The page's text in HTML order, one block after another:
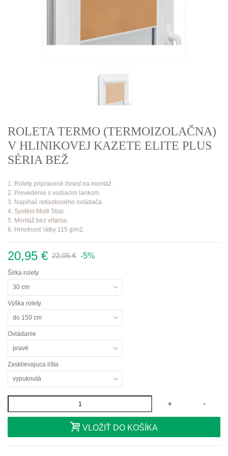
ROLETA TERMO (TERMOIZOLAČNA)
V HLINIKOVEJ KAZETE ELITE PLUS
SÉRIA BEŽ
1. Rolety pripravené ihneď na montáž.
2. Prevedenie s vodiacim lankom.
3. Napínač retiazkového ovládača.
4. Systém Multi Stop.
5. Montáž bez vŕtania.
6. Hmotnosť látky 115 g/m2.
20,95 € 22,05 € -5%
Šírka rolety
30 cm
Výška rolety
do 150 cm
Ovládanie
pravé
Zasklievajuca lišta
vypuknutá
-
+
VLOŽIŤ DO KOŠÍKA